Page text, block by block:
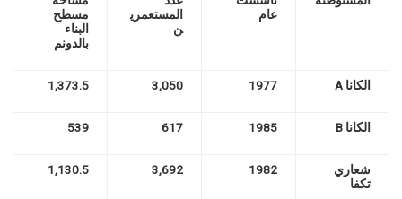
عام
المستعمري
ن
مسطح
البناء
بالدونم
الكانا A
1977
3,050
1,373.5
الكانا B
1985
617
539
شعاري
تكفا
1982
3,692
1,130.5